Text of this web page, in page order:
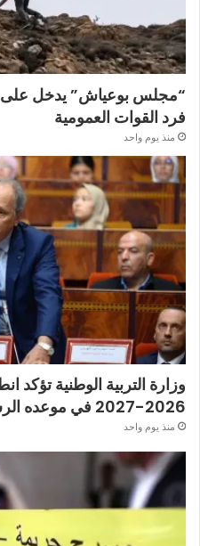
“مجلس بوعياش” يدخل
فرد القوات العمومية
منذ يوم واحد
وزارة التربية الوطنية تؤكد
2026-2027 في موعده الرسمي
منذ يوم واحد